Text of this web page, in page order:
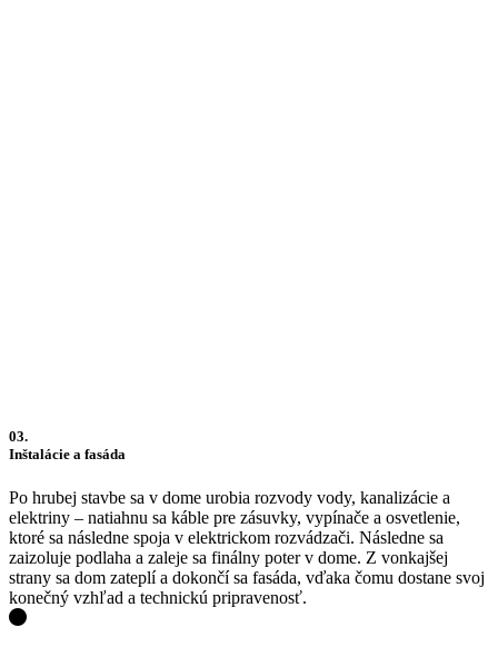
03.
Inštalácie a fasáda
Po hrubej stavbe sa v dome urobia rozvody vody, kanalizácie a
elektriny – natiahnu sa káble pre zásuvky, vypínače a osvetlenie,
ktoré sa následne spoja v elektrickom rozvádzači. Následne sa
zaizoluje podlaha a zaleje sa finálny poter v dome. Z vonkajšej
strany sa dom zateplí a dokončí sa fasáda, vďaka čomu dostane svoj
konečný vzhľad a technickú pripravenosť.